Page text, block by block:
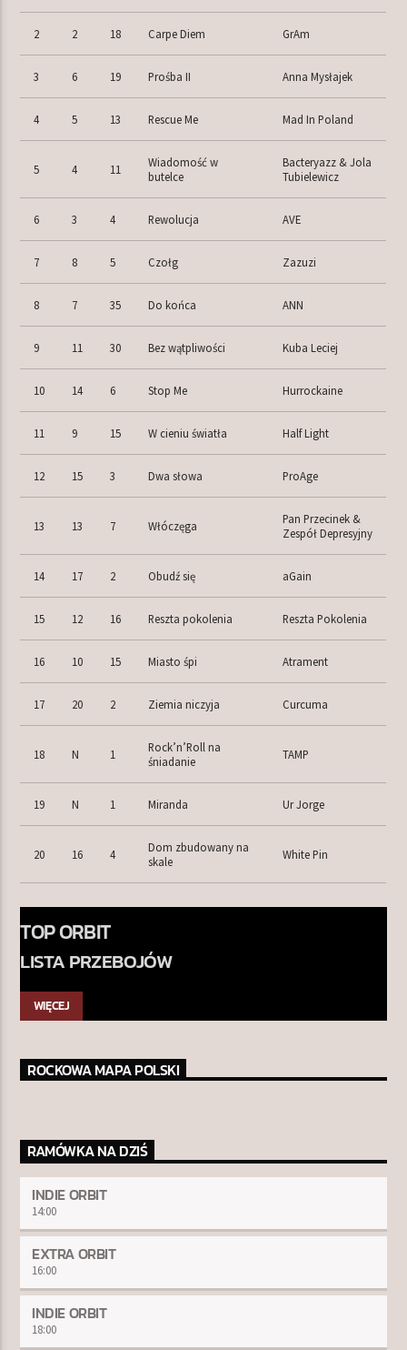
Radio Orbit
2 2 18 Carpe Diem GrAm
3 6 19 Prośba II Anna Mysłajek
4 5 13 Rescue Me Mad In Poland
5 4 11
Wiadomość w
butelce
Bacteryazz & Jola
Tubielewicz
6 3 4 Rewolucja AVE
7 8 5 Czołg Zazuzi
8 7 35 Do końca ANN
9 11 30 Bez wątpliwości Kuba Leciej
10 14 6 Stop Me Hurrockaine
11 9 15 W cieniu światła Half Light
12 15 3 Dwa słowa ProAge
13 13 7 Włóczęga
Pan Przecinek &
Zespół Depresyjny
14 17 2 Obudź się aGain
15 12 16 Reszta pokolenia Reszta Pokolenia
16 10 15 Miasto śpi Atrament
17 20 2 Ziemia niczyja Curcuma
18 N 1
Rock’n’Roll na
śniadanie
TAMP
19 N 1 Miranda Ur Jorge
20 16 4
Dom zbudowany na
skale
White Pin
TOP ORBIT
LISTA PRZEBOJÓW
WIĘCEJ
ROCKOWA MAPA POLSKI
RAMÓWKA NA DZIŚ
INDIE ORBIT
14:00
EXTRA ORBIT
16:00
INDIE ORBIT
18:00